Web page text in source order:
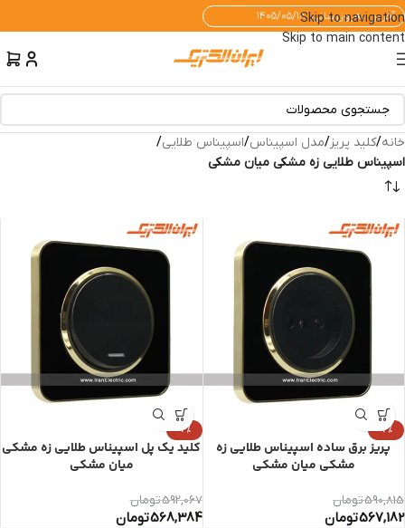
Skip to navigation
Skip to main content
آخرین به‌روزرسانی: ۱۴۰۵/۰۵/۱۸
خانه/کلید پریز/مدل اسپیناس/اسپیناس طلایی/
اسپیناس طلایی زه مشکی میان مشکی
-4%
پریز برق ساده اسپیناس طلایی زه
مشکی میان مشکی
590,815تومان
567,182تومان
-4%
کلید یک پل اسپیناس طلایی زه مشکی
میان مشکی
592,067تومان
568,384تومان